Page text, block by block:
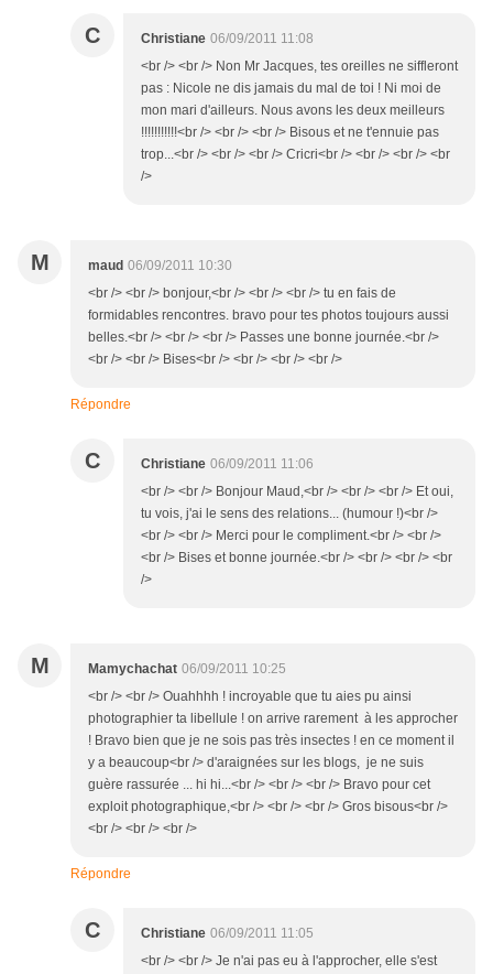
C Christiane 06/09/2011 11:08
<br /> <br /> Non Mr Jacques, tes oreilles ne siffleront
pas : Nicole ne dis jamais du mal de toi ! Ni moi de
mon mari d'ailleurs. Nous avons les deux meilleurs
!!!!!!!!!!!<br /> <br /> <br /> Bisous et ne t'ennuie pas
trop...<br /> <br /> <br /> Cricri<br /> <br /> <br /> <br
/>
M maud 06/09/2011 10:30
<br /> <br /> bonjour,<br /> <br /> <br /> tu en fais de
formidables rencontres. bravo pour tes photos toujours aussi
belles.<br /> <br /> <br /> Passes une bonne journée.<br />
<br /> <br /> Bises<br /> <br /> <br /> <br />
Répondre
C Christiane 06/09/2011 11:06
<br /> <br /> Bonjour Maud,<br /> <br /> <br /> Et oui,
tu vois, j'ai le sens des relations... (humour !)<br />
<br /> <br /> Merci pour le compliment.<br /> <br />
<br /> Bises et bonne journée.<br /> <br /> <br /> <br
/>
M Mamychachat 06/09/2011 10:25
<br /> <br /> Ouahhhh ! incroyable que tu aies pu ainsi
photographier ta libellule ! on arrive rarement à les approcher
! Bravo bien que je ne sois pas très insectes ! en ce moment il
y a beaucoup<br /> d'araignées sur les blogs, je ne suis
guère rassurée ... hi hi...<br /> <br /> <br /> Bravo pour cet
exploit photographique,<br /> <br /> <br /> Gros bisous<br />
<br /> <br /> <br />
Répondre
C Christiane 06/09/2011 11:05
<br /> <br /> Je n'ai pas eu à l'approcher, elle s'est